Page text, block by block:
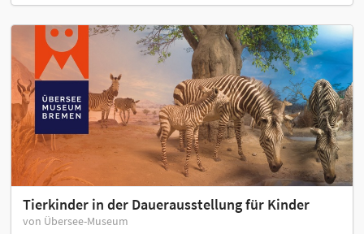
Tierkinder in der Dauerausstellung für Kinder
von Übersee-Museum